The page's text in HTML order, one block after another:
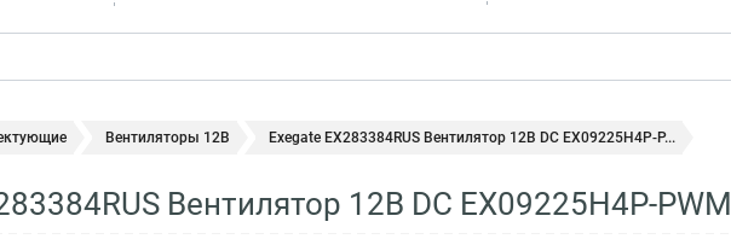
Вентиляторы 12В Exegate EX283384RUS Вентилятор 12В DC EX09225H4P-P...
Вентилятор 12В DC EX09225H4P-PWM